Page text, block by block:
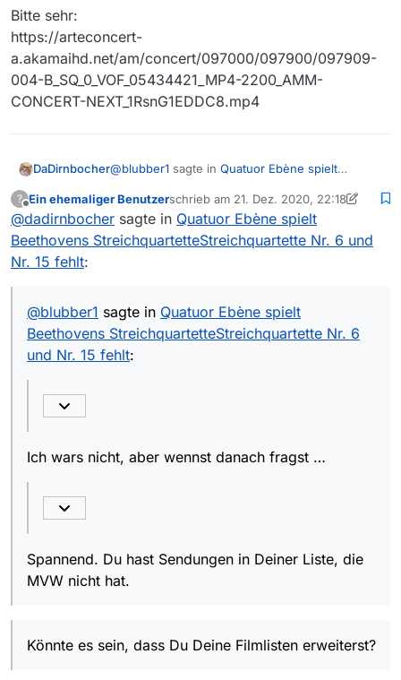
Bitte sehr:
https://arteconcert-
a.akamaihd.net/am/concert/097000/097900/097909-
004-B_SQ_0_VOF_05434421_MP4-2200_AMM-
CONCERT-NEXT_1RsnG1EDDC8.mp4
DaDirnbocher@blubber1 sagte in Quatuor Ebène spielt
6 und Nr. 15 fehlt:
@blubber1sagte inQuatuor Ebène spielt
Beethovens
StreichquartetteStreichquartette Nr. 6 und
@martin-pilgram
Ist schon länger in der Filmliste
Beethovens Streichquartette” im
Versuch’s mal mit Alternativen, z. B.
Ich wars nicht, aber wennst danach fragst …
?
Offline
Ein ehemaliger Benutzerschrieb am 21. Dez. 2020, 22:18
zuletzt editiert von Ein ehemaliger
@dadirnbocher sagte in Quatuor Ebène spielt
Beethovens StreichquartetteStreichquartette Nr. 6 und
Nr. 15 fehlt:
@blubber1 sagte in Quatuor Ebène spielt
Beethovens StreichquartetteStreichquartette Nr. 6
und Nr. 15 fehlt:
Ich wars nicht, aber wennst danach fragst …
Spannend. Du hast Sendungen in Deiner Liste, die
MVW nicht hat.
Könnte es sein, dass Du Deine Filmlisten erweiterst?